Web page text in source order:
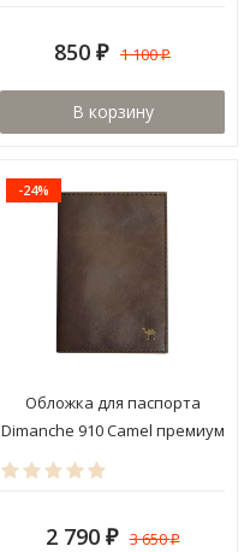
850 ₽ 1 100₽
В корзину
-24%
Обложка для паспорта
Dimanche 910 Camel премиум
2 790 ₽ 3 650₽